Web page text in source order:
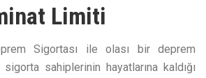
Limiti
Sigortası ile olası bir deprem
sahiplerinin hayatlarına kaldığı